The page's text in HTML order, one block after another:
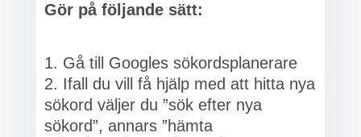
Gör på följande sätt:
Gå till Googles sökordsplanerare
Ifall du vill få hjälp med att hitta nya
sökord väljer du ”sök efter nya
sökord”, annars ”hämta